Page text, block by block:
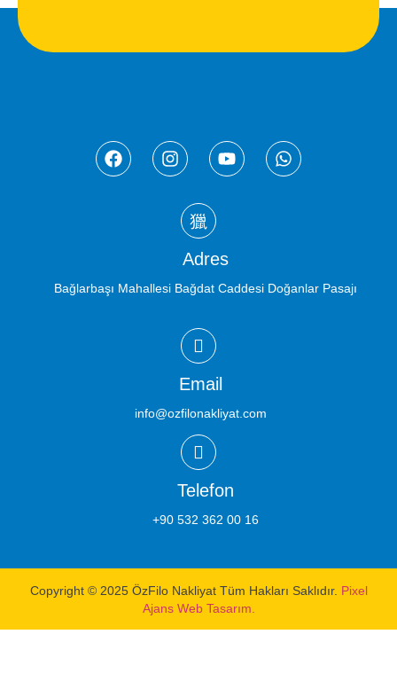
Adres
Bağlarbaşı Mahallesi Bağdat Caddesi Doğanlar Pasajı
Email
info@ozfilonakliyat.com
Telefon
+90 532 362 00 16
Copyright © 2025 ÖzFilo Nakliyat Tüm Hakları Saklıdır. Pixel
Ajans Web Tasarım.